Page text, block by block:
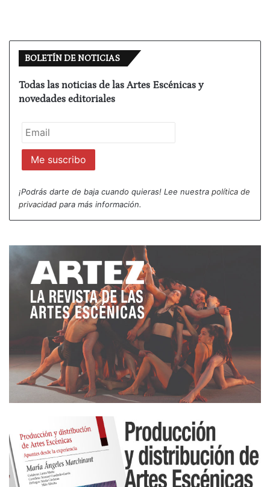
Marcos, García Eva Alonso y los participantes del
Laboratorio.
Fundada por Beatriz Palenzuela y Rafael de la
estrenado diversas producciones para teatros y
espacios no convencionales. La compañía entiende
el hecho escénico como un artefacto complejo
donde todas las partes son fundamentales. En sus
trabajos se funden la danza contemporánea, lo
cinematográfico, lo poético y la belleza, estando
presente en sus coreografías una fisicalidad llena
composiciones trasladan al espectador a ser parte
de la obra, haciéndole partícipe y trabajando la
empatía como motor de la comunicación.
BOLETÍN DE NOTICIAS
Todas las noticias de las Artes Escénicas y
novedades editoriales
¡Podrás darte de baja cuando quieras! Lee nuestra política de
privacidad para más información.